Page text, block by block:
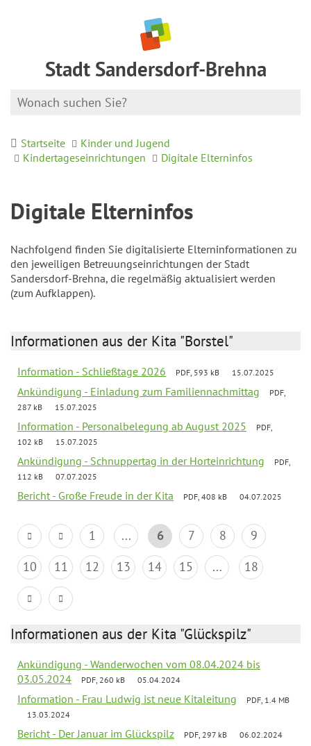
Stadt Sandersdorf-Brehna
Startseite
Kinder und Jugend
Kindertageseinrichtungen
Digitale Elterninfos
Digitale Elterninfos
Nachfolgend finden Sie digitalisierte Elterninformationen zu
den jeweiligen Betreuungseinrichtungen der Stadt
Sandersdorf-Brehna, die regelmäßig aktualisiert werden
(zum Aufklappen).
Informationen aus der Kita "Borstel"
Information - Schließtage 2026 PDF, 593 kB 15.07.2025
Ankündigung - Einladung zum Familiennachmittag
PDF,
287 kB
15.07.2025
Information - Personalbelegung ab August 2025
PDF,
102 kB
15.07.2025
Ankündigung - Schnuppertag in der Horteinrichtung
PDF,
112 kB
07.07.2025
Bericht - Große Freude in der Kita PDF, 408 kB 04.07.2025
1 ... 6 7 8
9
10
11 12 13 14 15 ... 18
Informationen aus der Kita "Glückspilz"
Ankündigung - Wanderwochen vom 08.04.2024 bis
03.05.2024
PDF, 260 kB 05.04.2024
Information - Frau Ludwig ist neue Kitaleitung
PDF, 1.4 MB
13.03.2024
Bericht - Der Januar im Glückspilz PDF, 297 kB 06.02.2024